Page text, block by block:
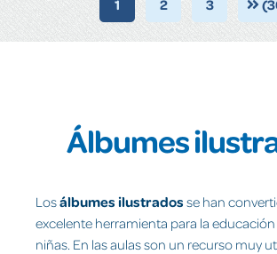
1 2 3
Álbumes
Losálbumes ilustrados se han
excelente herramienta para la
niñas. En las aulas son un recurso muy